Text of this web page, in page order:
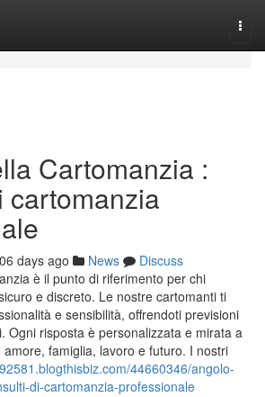
Cartomanzia :
cartomanzia
days ago News
Discuss
è il punto di riferimento per chi
e discreto. Le nostre cartomanti ti
e sensibilità, offrendoti previsioni
Ogni risposta è personalizzata e mirata a
famiglia, lavoro e futuro. I nostri
44660346/angolo-
di-cartomanzia-professionale